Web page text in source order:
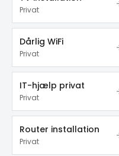
Privat
Dårlig WiFi
Privat
IT-hjælp privat
Privat
Router installation
Privat